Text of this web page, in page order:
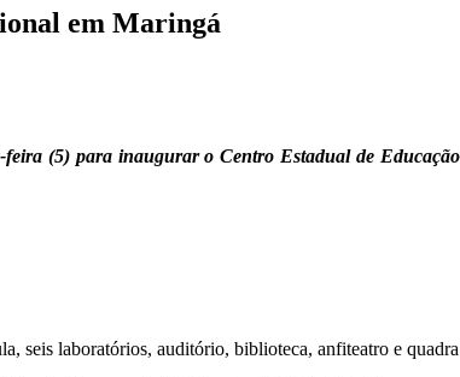
em Maringá
(5) para inaugurar o Centro Estadual de
seis laboratórios, auditório, biblioteca, anfiteatro e